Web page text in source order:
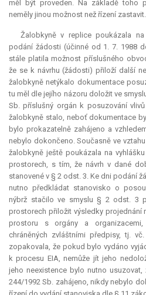
měl být proveden. Na základě toho
neměly jinou možnost než řízení zastavit.
Žalobkyně v replice poukázala
podání žádosti (účinné od 1. 7. 1988
stále platila možnost příslušného
že se k návrhu (žádosti) přiloží další
žalobkyně netýkalo dokumentace
tu měl dle jejího názoru doložit ve
Sb. příslušný orgán k posuzování
žalobkyně stalo, neboť dokumentace
bylo prokazatelně zahájeno a
nebylo dokončeno. Současně ve
žalobkyně ještě poukázala na
prostorech, s tím, že návrh v dané
stanovené v § 2 odst. 3. Ke dni podání
nutno předkládat stanovisko o
nýbrž stačilo ve smyslu § 2 odst. 3
prostorech přiložit výsledky projednání
prostoru s orgány a
chráněných zvláštními předpisy, tj.
zopakovala, že pokud bylo vydáno
k procesu EIA, nemůže jít jeho
jeho neexistence bylo nutno
244/1992 Sb. zahájeno, nikdy nebylo